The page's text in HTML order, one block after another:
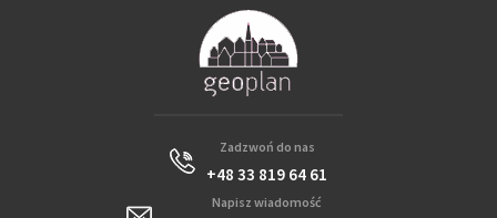
Zadzwoń do nas
+48 33 819 64 61
Napisz wiadomość